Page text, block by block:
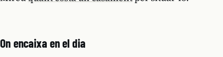
On encaixa en el dia